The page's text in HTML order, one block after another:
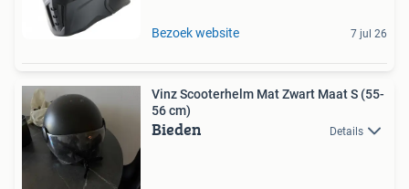
Bezoek website 7 jul 26
Vinz Scooterhelm Mat Zwart Maat S (55-
56 cm)
Bieden Details